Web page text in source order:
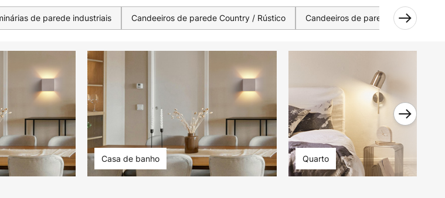
de parede industriais Candeeiros de parede Country / Rústico Candeeiros de parede Clássico /
Casa de banho Quarto